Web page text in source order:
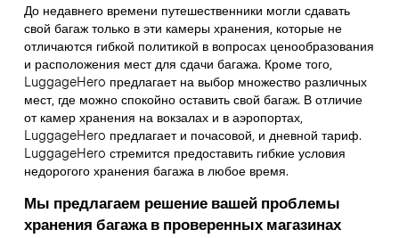
До недавнего времени путешественники могли сдавать
свой багаж только в эти камеры хранения, которые не
отличаются гибкой политикой в вопросах ценообразования
и расположения мест для сдачи багажа. Кроме того,
LuggageHero предлагает на выбор множество различных
мест, где можно спокойно оставить свой багаж. В отличие
от камер хранения на вокзалах и в аэропортах,
LuggageHero предлагает и почасовой, и дневной тариф.
LuggageHero стремится предоставить гибкие условия
недорогого хранения багажа в любое время.
Мы предлагаем решение вашей проблемы
хранения багажа в проверенных магазинах